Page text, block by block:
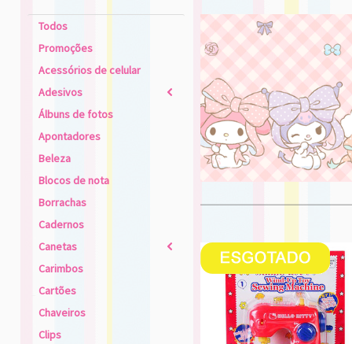
Todos
Promoções
Acessórios de celular
Adesivos
2
Álbuns de fotos
Apontadores
Beleza
Blocos de nota
Borrachas
Cadernos
Canetas
2
Carimbos
Cartões
Chaveiros
Clips